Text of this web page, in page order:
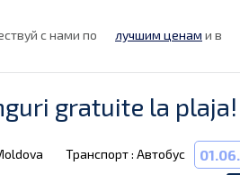
с нами по лучшим ценам и в
gratuite la plaja!
Транспорт : Автобус